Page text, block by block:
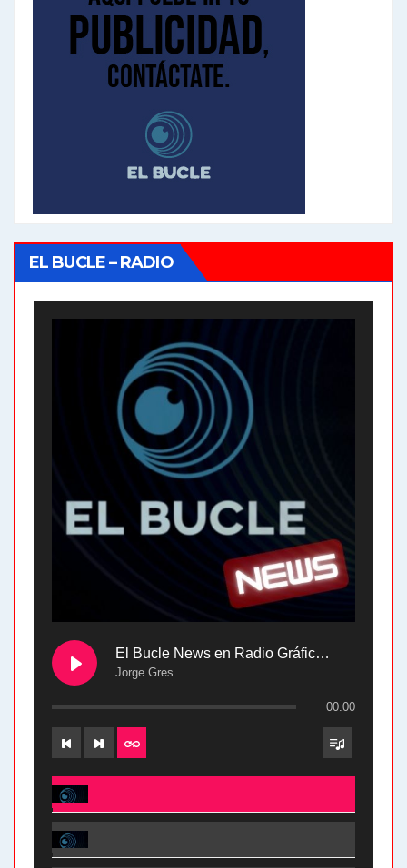
EL BUCLE – RADIO
El Bucle News en Radio Gráfica. Bloque 2 . 28.04.24
Jorge Gres
00:00
El Bucle News en Radio Gráfica. Bloque 2 . 28.04.24 - Jorge Gres
El Bucle News en Radio Gráfica. Bloque 1 . 28.04.24 - Jorge Gres